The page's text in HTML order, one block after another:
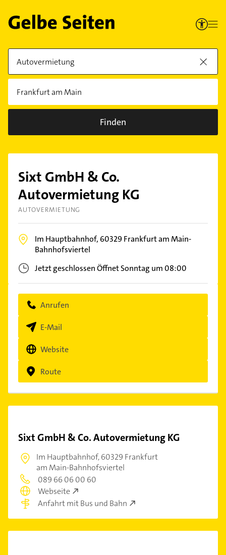
Finden
Sixt GmbH & Co.
Autovermietung KG
AUTOVERMIETUNG
Im Hauptbahnhof, 60329Frankfurt am Main-
Bahnhofsviertel
Jetzt geschlossenÖffnet Sonntag um 08:00
Anrufen
E-Mail
Website
Route
Sixt GmbH & Co. Autovermietung KG
Im Hauptbahnhof,60329 Frankfurt
am Main-Bahnhofsviertel
089 66 06 00 60
Webseite
Anfahrt mit Bus und Bahn